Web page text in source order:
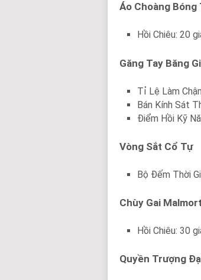
Áo Choàng Bóng
Hồi Chiêu: 20
Găng Tay Băng
Tỉ Lệ Làm
Bán Kính Sát
Điểm Hồi Kỹ
Vòng Sắt Cổ Tự
Bộ Đếm Thời
Chùy Gai
Hồi Chiêu: 30
Quyền Trượng